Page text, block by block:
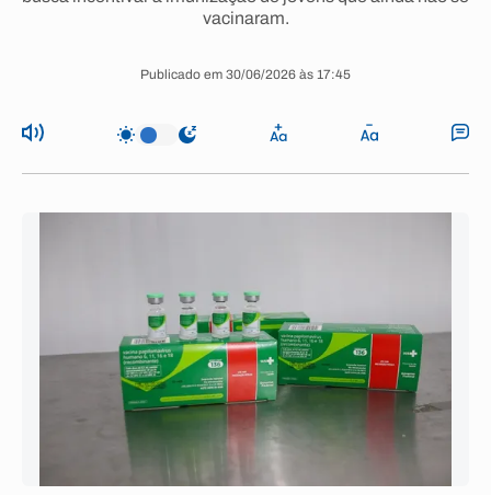
vacinaram.
Publicado em 30/06/2026 às 17:45